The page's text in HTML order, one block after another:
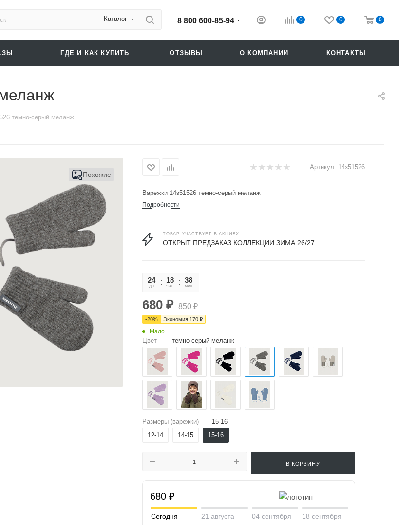
Каталог 8 800 600-85-94 0 0 0
ГДЕ И КАК КУПИТЬ ОТЗЫВЫ О КОМПАНИИ КОНТАКТЫ
темно-серый меланж
Похожие
Артикул: 14з51526
Варежки 14з51526 темно-серый меланж
Подробности
ТОВАР УЧАСТВУЕТ В АКЦИЯХ
ОТКРЫТ ПРЕДЗАКАЗ КОЛЛЕКЦИИ ЗИМА 26/27
24
дн
18
час
38
мин
680 ₽ 850₽
-20% Экономия 170 ₽
Мало
Цвет — темно-серый меланж
Размеры (варежки) — 15-16
12-14
14-15 15-16
В КОРЗИНУ
680 ₽
Сегодня 21 августа 04 сентября 18 сентября